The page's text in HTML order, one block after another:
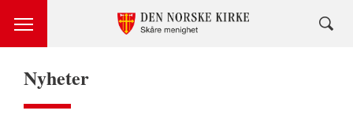
Nyheter